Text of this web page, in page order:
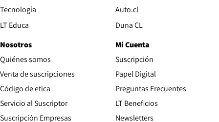
Tecnología
LT Educa
Auto.cl
Duna CL
Nosotros
Quiénes somos
Venta de suscripciones
Código de etica Opens in new window
Servicio al Suscriptor
Suscripción Empresas
Mi Cuenta
Suscripción
Papel Digital
Preguntas Frecuentes
LT Beneficios
Newsletters